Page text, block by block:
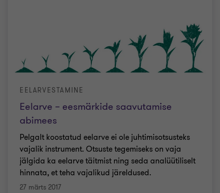
Eelarve – eesmärkide saavutamise
abimees
EELARVESTAMINE
Pelgalt koostatud eelarve ei ole juhtimisotsusteks
vajalik instrument. Otsuste tegemiseks on vaja
jälgida ka eelarve täitmist ning seda analüütiliselt
hinnata, et teha vajalikud järeldused.
27 märts 2017